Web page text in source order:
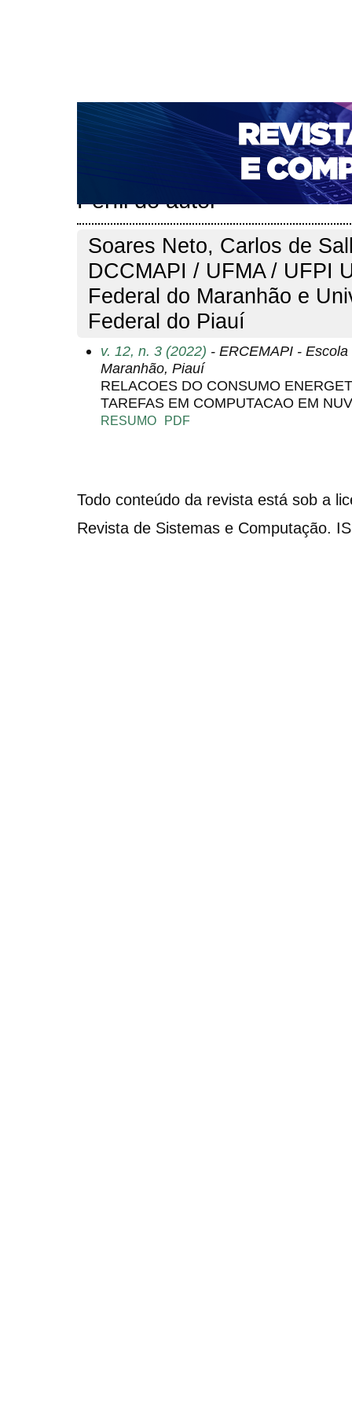
CAPA SOBRE ACESSO CADASTRO
NOTÍCIAS
PORTAL DE REVISTAS DA UNIFACS
PARA AVALIADORES
NOVA SUBMISSÃO
Perfil do autor
Soares Neto, Carlos de
DCCMAPI / UFMA / UFPI
Federal do Maranhão e
Federal do Piauí
v. 12, n. 3 (2022) - ERCEMAPI -
Maranhão, Piauí
RELACOES DO CONSUMO
TAREFAS EM COMPUTACAO EM
RESUMO PDF
Todo conteúdo da revista está sob a
Revista de Sistemas e Computação.